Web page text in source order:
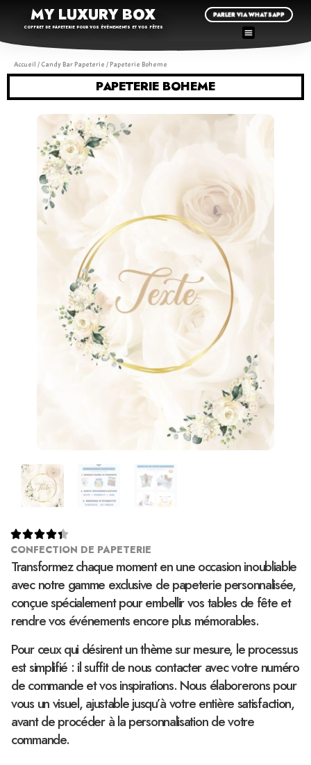
MY LUXURY BOX
COFFRET DE PAPETERIE POUR VOS ÉVÉNEMENTS ET VOS FÊTES
PARLER VIA WHATSAPP
Accueil / Candy Bar Papeterie / Papeterie Boheme
PAPETERIE BOHEME

CONFECTION DE PAPETERIE
Transformez chaque moment en une occasion inoubliable
avec notre gamme exclusive de papeterie personnalisée,
conçue spécialement pour embellir vos tables de fête et
rendre vos événements encore plus mémorables.
Pour ceux qui désirent un thème sur mesure, le processus
est simplifié : il suffit de nous contacter avec votre numéro
de commande et vos inspirations. Nous élaborerons pour
vous un visuel, ajustable jusqu’à votre entière satisfaction,
avant de procéder à la personnalisation de votre
commande.